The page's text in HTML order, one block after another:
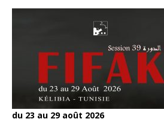
du 23 au 29 août 2026